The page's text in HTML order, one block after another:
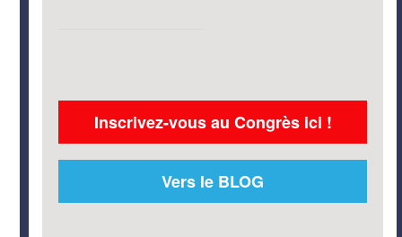
Inscrivez-vous au Congrès ici !
Vers le BLOG